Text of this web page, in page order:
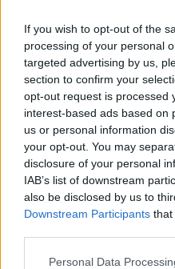
If you wish to opt-out of the
processing of your personal
targeted advertising by us,
section to confirm your
opt-out request is processed
interest-based ads based on
us or personal information
your opt-out. You may
disclosure of your personal
IAB’s list of downstream
also be disclosed by us to
Downstream Participants that
Personal Data
Στέλιος Λιανός –
06.08.2026 - 08:40
Η γαλλική «ψήφος» στο
ελληνικές τράπεζες
Βαρδινογιάννη- Εξάρχου και
05.08.2026 - 13:37
Randy Schekman,
μπορεί να έχουμε θεραπεία
Ε.Ε και παράνομη